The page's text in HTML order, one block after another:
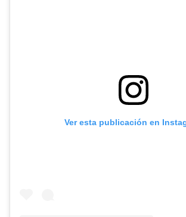
Ver esta publicación en